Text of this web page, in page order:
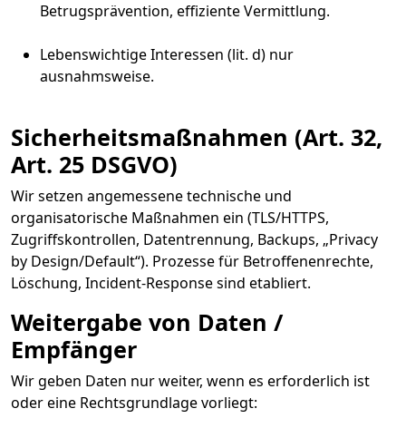
Betrugsprävention, effiziente Vermittlung.
Lebenswichtige Interessen (lit. d) nur
ausnahmsweise.
Sicherheitsmaßnahmen (Art. 32,
Art. 25 DSGVO)
Wir setzen angemessene technische und
organisatorische Maßnahmen ein (TLS/HTTPS,
Zugriffskontrollen, Datentrennung, Backups, „Privacy
by Design/Default“). Prozesse für Betroffenenrechte,
Löschung, Incident-Response sind etabliert.
Weitergabe von Daten /
Empfänger
Wir geben Daten nur weiter, wenn es erforderlich ist
oder eine Rechtsgrundlage vorliegt: